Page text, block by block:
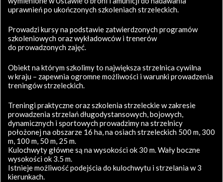
uprawnień po ukończonych szkoleniach strzeleckich.
Prowadzi kursy na podstawie zatwierdzonych programów
szkoleniowych oraz wykładowców i trenerów
do prowadzonych zajęć.
Obiekt na którym szkolimy to największa strzelnica cywilna
w kraju – zapewnia ogromne możliwości i warunki prowadzenia
treningów strzeleckich.
Treningi praktyczne oraz szkolenia strzeleckie w zakresie
prowadzenia strzelań długodystansowych, bojowych,
dynamicznych i sportowych prowadzimy na strzelnicy
położonej na obszarze 16 ha, na osiach strzeleckich 500 m, 300
m, 100 m, 50 m, 25 m.
Kulochwyty główne są na wysokości ok 30 m. Wały boczne
wysokości ok 3.5 m.
Istnieje możliwość podejścia do kulochwytu i strzelania w 3
kierunkach.